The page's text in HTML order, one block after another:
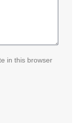
in this browser